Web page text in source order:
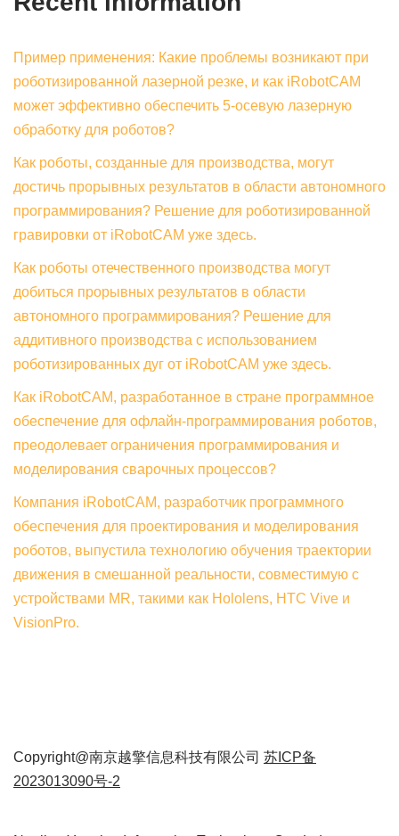
Пример применения: Какие проблемы возникают при
роботизированной лазерной резке, и как iRobotCAM
может эффективно обеспечить 5-осевую лазерную
обработку для роботов?
Как роботы, созданные для производства, могут
достичь прорывных результатов в области автономного
программирования? Решение для роботизированной
гравировки от iRobotCAM уже здесь.
Как роботы отечественного производства могут
добиться прорывных результатов в области
автономного программирования? Решение для
аддитивного производства с использованием
роботизированных дуг от iRobotCAM уже здесь.
Как iRobotCAM, разработанное в стране программное
обеспечение для офлайн-программирования роботов,
преодолевает ограничения программирования и
моделирования сварочных процессов?
Компания iRobotCAM, разработчик программного
обеспечения для проектирования и моделирования
роботов, выпустила технологию обучения траектории
движения в смешанной реальности, совместимую с
устройствами MR, такими как Hololens, HTC Vive и
VisionPro.
Copyright@南京越擎信息科技有限公司 苏ICP备
2023013090号-2